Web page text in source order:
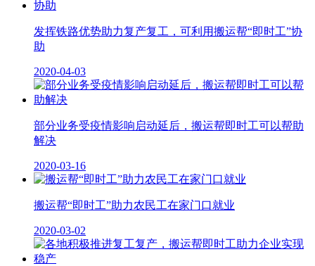
发挥铁路优势助力复产复工，可利用搬运帮“即时工”协
助
2020-04-03
部分业务受疫情影响启动延后，搬运帮即时工可以帮助
解决
2020-03-16
搬运帮“即时工”助力农民工在家门口就业
2020-03-02